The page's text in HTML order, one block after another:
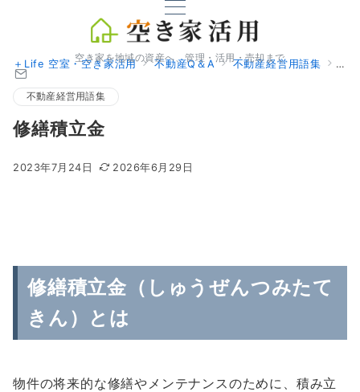
空き家を地域の資産へ、管理・活用・売却まで
＋Life 空室・空き家活用 不動産Q＆A 不動産経営用語集 修
不動産経営用語集
修繕積立金
2023年7月24日 2026年6月29日
修繕積立金（しゅうぜんつみたて
きん）とは
物件の将来的な修繕やメンテナンスのために、積み立